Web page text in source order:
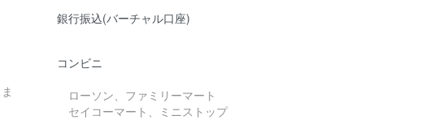
銀行振込(バーチャル口座)
コンビニ
ローソン、ファミリーマート
セイコーマート、ミニストップ